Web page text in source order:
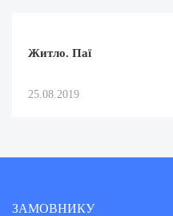
Житло. Паї
25.08.2019
ЗАМОВНИКУ